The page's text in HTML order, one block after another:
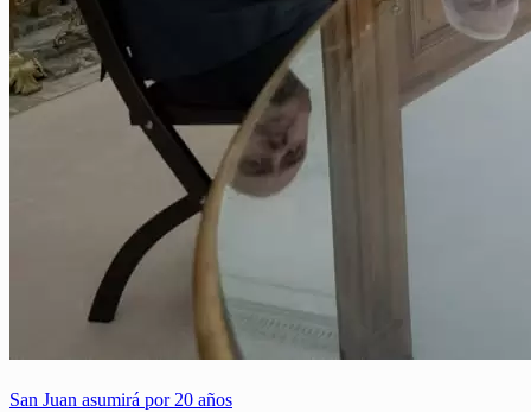
San Juan asumirá por 20 años